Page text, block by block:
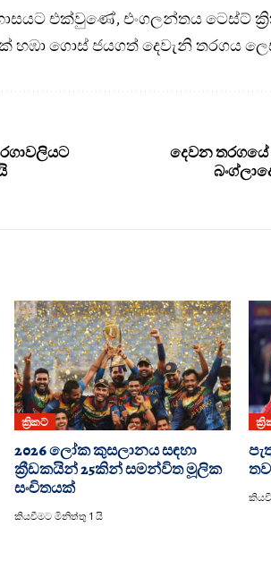
එක්වුණේ, එංගලන්තය ටෙස්ට්
හඹා ගොස් ජයගත් දෙවැනි තරගය
දෙවන තරගයේ
ක්‍රිකට්
2026 ලෝක කුසලානය සඳහා
ක්‍රීඩකයින් 25කින් සමන්විත මූලික
සංචිතයක්
කියවීමට මිනිත්තු 1 යි